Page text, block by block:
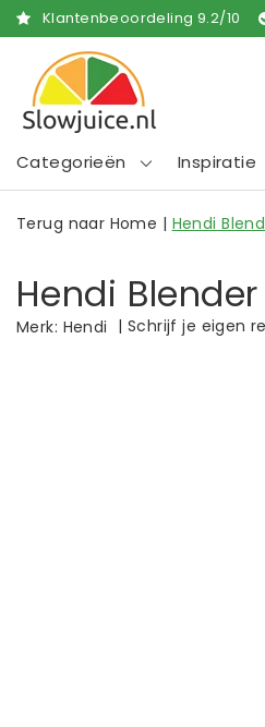
Klantenbeoordeling 9.2/10
Categorieën Inspiratie
Terug naar Home | Hendi
Hendi
Merk: Hendi | Schrijf je eigen